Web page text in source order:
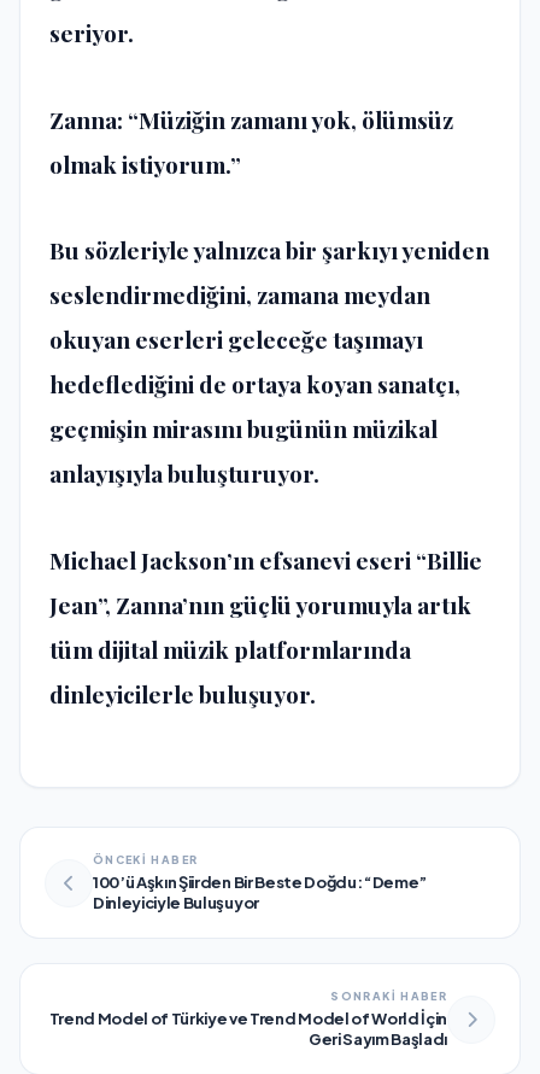
seriyor.
Zanna: “Müziğin zamanı yok, ölümsüz
olmak istiyorum.”
Bu sözleriyle yalnızca bir şarkıyı yeniden
seslendirmediğini, zamana meydan
okuyan eserleri geleceğe taşımayı
hedeflediğini de ortaya koyan sanatçı,
geçmişin mirasını bugünün müzikal
anlayışıyla buluşturuyor.
Michael Jackson’ın efsanevi eseri “Billie
Jean”, Zanna’nın güçlü yorumuyla artık
tüm dijital müzik platformlarında
dinleyicilerle buluşuyor.
ÖNCEKİ HABER
100’ü Aşkın Şiirden Bir Beste Doğdu: “Deme”
Dinleyiciyle Buluşuyor
SONRAKİ HABER
Trend Model of Türkiye ve Trend Model of World İçin
Geri Sayım Başladı